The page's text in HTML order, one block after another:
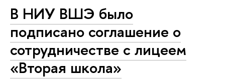
В НИУ ВШЭ было
подписано соглашение о
сотрудничестве с лицеем
«Вторая школа»